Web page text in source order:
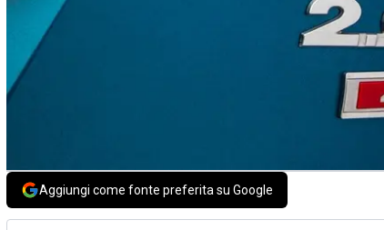
Aggiungi come fonte preferita su Google